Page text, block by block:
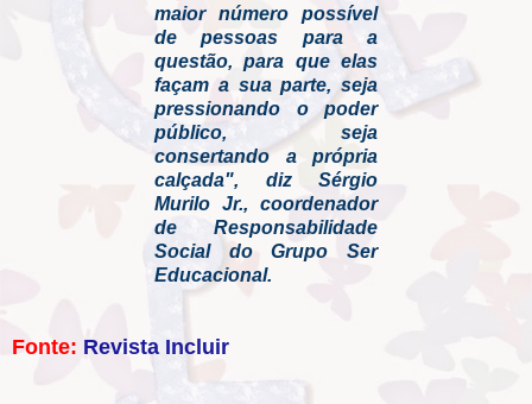
maior número possível
de pessoas para a
questão, para que elas
façam a sua parte, seja
pressionando o poder
público, seja
consertando a própria
calçada", diz Sérgio
Murilo Jr., coordenador
de Responsabilidade
Social do Grupo Ser
Educacional.
Fonte: Revista Incluir